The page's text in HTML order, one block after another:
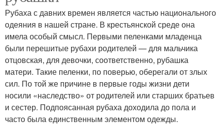
Рубаха с давних времен является частью национального
одеяния в нашей стране. В крестьянской среде она
имела особый смысл. Первыми пеленками младенца
были перешитые рубахи родителей — для мальчика
отцовская, для девочки, соответственно, рубашка
матери. Такие пеленки, по поверью, оберегали от злых
сил. По той же причине в первые годы жизни дети
носили «наследство» от родителей или старших братьев
и сестер. Подпоясанная рубаха доходила до пола и
часто была единственным элементом одежды.